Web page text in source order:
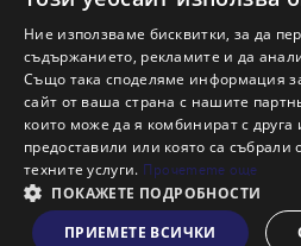
Защо да отдам имот с Адрес?
Наши офиси
Кариери
Кои сме ние?
Франчайз
Блог
Ние използваме бисквитки, за да
съдържанието, рекламите и да
Също така споделяме информация
сайт от ваша страна с нашите
които може да я комбинират с
предоставили или която са събрали
техните услуги. Прочетете още
ПОКАЖЕТЕ ПОДРОБНОСТИ
ПРИЕМЕТЕ ВСИЧКИ